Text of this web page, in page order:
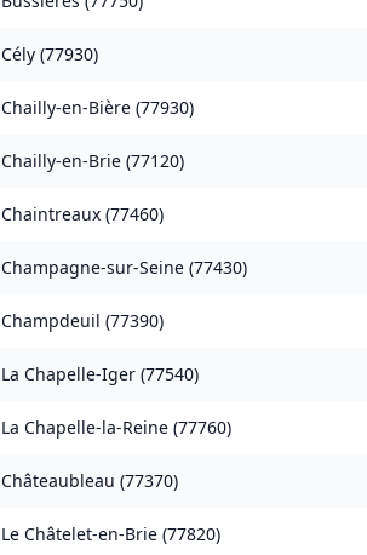
Cély (77930)
Chailly-en-Bière (77930)
Chailly-en-Brie (77120)
Chaintreaux (77460)
Champagne-sur-Seine (77430)
Champdeuil (77390)
La Chapelle-Iger (77540)
La Chapelle-la-Reine (77760)
Châteaubleau (77370)
Le Châtelet-en-Brie (77820)